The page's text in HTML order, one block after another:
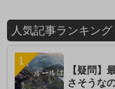
人気記事ランキング
【疑問】
さそうな